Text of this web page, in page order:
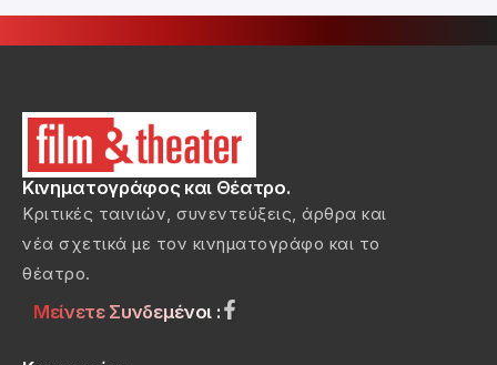
Κινηματογράφος και Θέατρο.
Κριτικές ταινιών, συνεντεύξεις, άρθρα και
νέα σχετικά με τον κινηματογράφο και το
θέατρο.
Μείνετε Συνδεμένοι :